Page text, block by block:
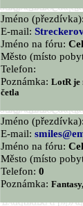
Jméno (přezdívka):
E-mail:
Jméno na fóru:
Město (místo
Telefon:
Poznámka: LotR je
četla
Jméno (přezdívka):
E-mail:
Jméno na fóru:
Město (místo
Telefon: 0
Poznámka: